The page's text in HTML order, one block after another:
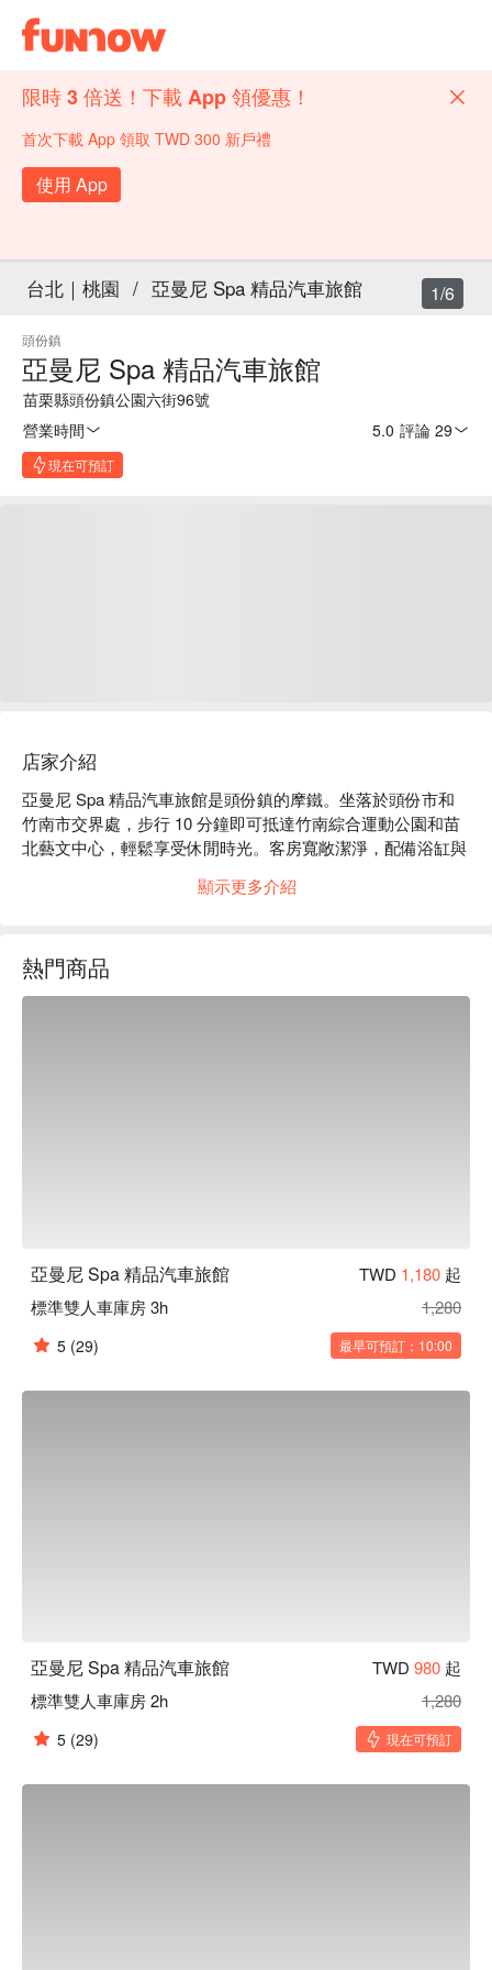
限時 3 倍送！下載 App 領優惠！
首次下載 App 領取 TWD 300 新戶禮
使用 App
台北｜桃園 / 亞曼尼 Spa 精品汽車旅館
頭份鎮
亞曼尼 Spa 精品汽車旅館
苗栗縣頭份鎮公園六街96號
營業時間
5.0 評論 29
現在可預訂
1/6
店家介紹
亞曼尼 Spa 精品汽車旅館是頭份鎮的摩鐵。坐落於頭份市和
竹南市交界處，步行 10 分鐘即可抵達竹南綜合運動公園和苗
北藝文中心，輕鬆享受休閒時光。客房寬敞潔淨，配備浴缸與
另有豪華客房附設 KTV、泳池滑水道及麻將等，為您提供完美
的住宿體驗。
顯示更多介紹
熱門商品
亞曼尼 Spa 精品汽車旅館 TWD 1,180 起
標準雙人車庫房 3h
1,280
5 (29) 最早可預訂：10:00
亞曼尼 Spa 精品汽車旅館 TWD 980 起
標準雙人車庫房 2h
1,280
5 (29) 現在可預訂